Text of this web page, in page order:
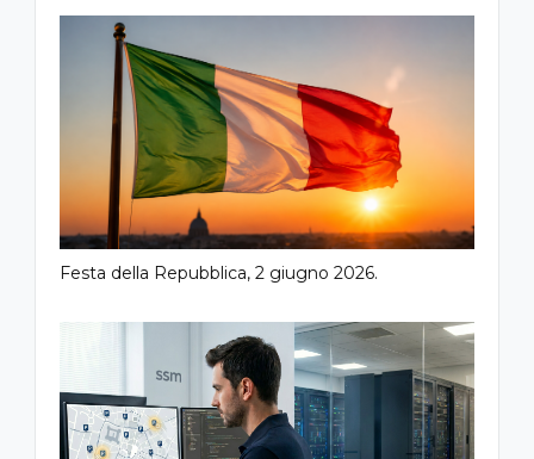
Festa della Repubblica, 2 giugno 2026.